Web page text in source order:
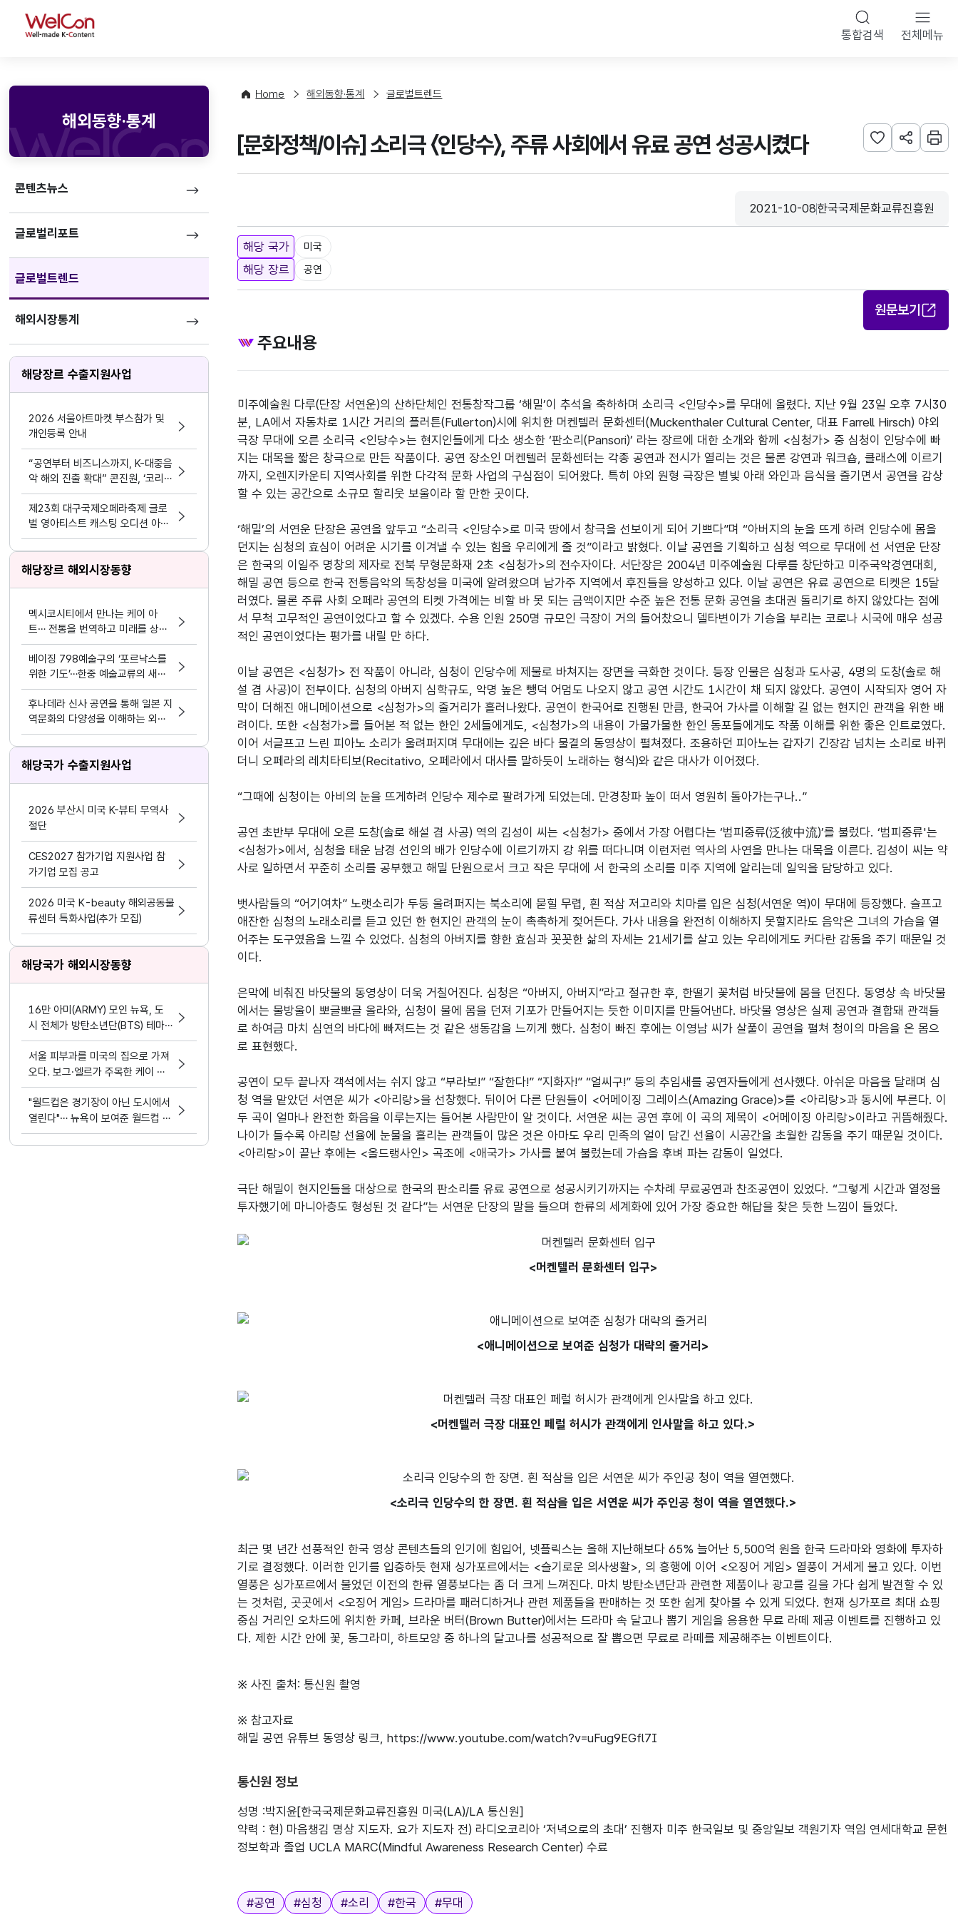
WelCon 통합검색 전체메뉴
해외동향·통계
콘텐츠뉴스
글로벌리포트
글로벌트렌드
해외시장통계
해당장르 수출지원사업
2026 서울아트마켓 부스참가 및
개인등록 안내
“공연부터 비즈니스까지, K-대중음
악 해외 진출 확대” 콘진원, ‘코리
아 스포트라이트 @인도네시아’ 개
최
제23회 대구국제오페라축제 글로
벌 영아티스트 캐스팅 오디션 아리
아 부문 참가자 공고
해당장르 해외시장동향
멕시코시티에서 만나는 케이 아
트… 전통을 번역하고 미래를 상상
하다
베이징 798예술구의 ‘포르낙스를
위한 기도’…한중 예술교류의 새로
운 접점
후나데라 신사 공연을 통해 일본 지
역문화의 다양성을 이해하는 외국
인 유학생들
해당국가 수출지원사업
2026 부산시 미국 K-뷰티 무역사
절단
CES2027 참가기업 지원사업 참
가기업 모집 공고
2026 미국 K-beauty 해외공동물
류센터 특화사업(추가 모집)
해당국가 해외시장동향
16만 아미(ARMY) 모인 뉴욕, 도
시 전체가 방탄소년단(BTS) 테마
파크가 됐다.
서울 피부과를 미국의 집으로 가져
오다. 보그·엘르가 주목한 케이 뷰
티 디바이스 혁명
"월드컵은 경기장이 아닌 도시에서
열린다"… 뉴욕이 보여준 월드컵 문
화정책
Home 해외동향·통계 글로벌트렌드
[문화정책/이슈] 소리극 〈인당수〉, 주류 사회에서 유료 공연 성공시켰다 관심사 등록하기
URL 공유하
인쇄
등록일
2021-10-08
수집기관
한국국제문화교류진흥원
해당 국가 미국
해당 장르 공연
원문보기
주요내용
미주예술원 다루(단장 서연운)의 산하단체인 전통창작그룹 ‘해밀’이 추석을 축하하며 소리극 <인당수>를 무대에 올렸다. 지난 9월 23일 오후 7시30
분, LA에서 자동차로 1시간 거리의 플러튼(Fullerton)시에 위치한 머켄텔러 문화센터(Muckenthaler Cultural Center, 대표 Farrell Hirsch) 야외
극장 무대에 오른 소리극 <인당수>는 현지인들에게 다소 생소한 ‘판소리(Pansori)’ 라는 장르에 대한 소개와 함께 <심청가> 중 심청이 인당수에 빠
지는 대목을 짧은 창극으로 만든 작품이다. 공연 장소인 머켄텔러 문화센터는 각종 공연과 전시가 열리는 것은 물론 강연과 워크숍, 클래스에 이르기
까지, 오렌지카운티 지역사회를 위한 다각적 문화 사업의 구심점이 되어왔다. 특히 야외 원형 극장은 별빛 아래 와인과 음식을 즐기면서 공연을 감상
할 수 있는 공간으로 소규모 할리웃 보울이라 할 만한 곳이다.
‘해밀’의 서연운 단장은 공연을 앞두고 “소리극 <인당수>로 미국 땅에서 창극을 선보이게 되어 기쁘다”며 “아버지의 눈을 뜨게 하려 인당수에 몸을
던지는 심청의 효심이 어려운 시기를 이겨낼 수 있는 힘을 우리에게 줄 것”이라고 밝혔다. 이날 공연을 기획하고 심청 역으로 무대에 선 서연운 단장
은 한국의 이일주 명창의 제자로 전북 무형문화재 2초 <심청가>의 전수자이다. 서단장은 2004년 미주예술원 다루를 창단하고 미주국악경연대회,
해밀 공연 등으로 한국 전통음악의 독창성을 미국에 알려왔으며 남가주 지역에서 후진들을 양성하고 있다. 이날 공연은 유료 공연으로 티켓은 15달
러였다. 물론 주류 사회 오페라 공연의 티켓 가격에는 비할 바 못 되는 금액이지만 수준 높은 전통 문화 공연을 초대권 돌리기로 하지 않았다는 점에
서 무척 고무적인 공연이었다고 할 수 있겠다. 수용 인원 250명 규모인 극장이 거의 들어찼으니 델타변이가 기승을 부리는 코로나 시국에 매우 성공
적인 공연이었다는 평가를 내릴 만 하다.
이날 공연은 <심청가> 전 작품이 아니라, 심청이 인당수에 제물로 바쳐지는 장면을 극화한 것이다. 등장 인물은 심청과 도사공, 4명의 도창(솔로 해
설 겸 사공)이 전부이다. 심청의 아버지 심학규도, 악명 높은 뺑덕 어멈도 나오지 않고 공연 시간도 1시간이 채 되지 않았다. 공연이 시작되자 영어 자
막이 더해진 애니메이션으로 <심청가>의 줄거리가 흘러나왔다. 공연이 한국어로 진행된 만큼, 한국어 가사를 이해할 길 없는 현지인 관객을 위한 배
려이다. 또한 <심청가>를 들어본 적 없는 한인 2세들에게도, <심청가>의 내용이 가물가물한 한인 동포들에게도 작품 이해를 위한 좋은 인트로였다.
이어 서글프고 느린 피아노 소리가 울려퍼지며 무대에는 깊은 바다 물결의 동영상이 펼쳐졌다. 조용하던 피아노는 갑자기 긴장감 넘치는 소리로 바뀌
더니 오페라의 레치타티보(Recitativo, 오페라에서 대사를 말하듯이 노래하는 형식)와 같은 대사가 이어졌다.
“그때에 심청이는 아비의 눈을 뜨게하려 인당수 제수로 팔려가게 되었는데. 만경창파 높이 떠서 영원히 돌아가는구나..”
공연 초반부 무대에 오른 도창(솔로 해설 겸 사공) 역의 김성이 씨는 <심청가> 중에서 가장 어렵다는 ‘범피중류(泛彼中流)’를 불렀다. ‘범피중류'는
<심청가>에서, 심청을 태운 남경 선인의 배가 인당수에 이르기까지 강 위를 떠다니며 이런저런 역사의 사연을 만나는 대목을 이른다. 김성이 씨는 약
사로 일하면서 꾸준히 소리를 공부했고 해밀 단원으로서 크고 작은 무대에 서 한국의 소리를 미주 지역에 알리는데 일익을 담당하고 있다.
뱃사람들의 “어기여차” 노랫소리가 두둥 울려퍼지는 북소리에 묻힐 무렵, 흰 적삼 저고리와 치마를 입은 심청(서연운 역)이 무대에 등장했다. 슬프고
애잔한 심청의 노래소리를 듣고 있던 한 현지인 관객의 눈이 촉촉하게 젖어든다. 가사 내용을 완전히 이해하지 못할지라도 음악은 그녀의 가슴을 열
어주는 도구였음을 느낄 수 있었다. 심청의 아버지를 향한 효심과 꼿꼿한 삶의 자세는 21세기를 살고 있는 우리에게도 커다란 감동을 주기 때문일 것
이다.
은막에 비춰진 바닷물의 동영상이 더욱 거칠어진다. 심청은 “아버지, 아버지”라고 절규한 후, 한떨기 꽃처럼 바닷물에 몸을 던진다. 동영상 속 바닷물
에서는 물방울이 뽀글뽀글 올라와, 심청이 물에 몸을 던져 기포가 만들어지는 듯한 이미지를 만들어낸다. 바닷물 영상은 실제 공연과 결합돼 관객들
로 하여금 마치 심연의 바다에 빠져드는 것 같은 생동감을 느끼게 했다. 심청이 빠진 후에는 이영남 씨가 살풀이 공연을 펼쳐 청이의 마음을 온 몸으
로 표현했다.
공연이 모두 끝나자 객석에서는 쉬지 않고 “부라보!” “잘한다!” “지화자!” “얼씨구!” 등의 추임새를 공연자들에게 선사했다. 아쉬운 마음을 달래며 심
청 역을 맡았던 서연운 씨가 <아리랑>을 선창했다. 뒤이어 다른 단원들이 <어메이징 그레이스(Amazing Grace)>를 <아리랑>과 동시에 부른다. 이
두 곡이 얼마나 완전한 화음을 이루는지는 들어본 사람만이 알 것이다. 서연운 씨는 공연 후에 이 곡의 제목이 <어메이징 아리랑>이라고 귀뜸해줬다.
나이가 들수록 아리랑 선율에 눈물을 흘리는 관객들이 많은 것은 아마도 우리 민족의 얼이 담긴 선율이 시공간을 초월한 감동을 주기 때문일 것이다.
<아리랑>이 끝난 후에는 <올드랭사인> 곡조에 <애국가> 가사를 붙여 불렀는데 가슴을 후벼 파는 감동이 일었다.
극단 해밀이 현지인들을 대상으로 한국의 판소리를 유료 공연으로 성공시키기까지는 수차례 무료공연과 찬조공연이 있었다. “그렇게 시간과 열정을
투자했기에 마니아층도 형성된 것 같다”는 서연운 단장의 말을 들으며 한류의 세계화에 있어 가장 중요한 해답을 찾은 듯한 느낌이 들었다.
<머켄텔러 문화센터 입구>
<애니메이션으로 보여준 심청가 대략의 줄거리>
<머켄텔러 극장 대표인 페럴 허시가 관객에게 인사말을 하고 있다.>
<소리극 인당수의 한 장면. 흰 적삼을 입은 서연운 씨가 주인공 청이 역을 열연했다.>
최근 몇 년간 선풍적인 한국 영상 콘텐츠들의 인기에 힘입어, 넷플릭스는 올해 지난해보다 65% 늘어난 5,500억 원을 한국 드라마와 영화에 투자하
기로 결정했다. 이러한 인기를 입증하듯 현재 싱가포르에서는 <슬기로운 의사생활>, 의 흥행에 이어 <오징어 게임> 열풍이 거세게 불고 있다. 이번
열풍은 싱가포르에서 불었던 이전의 한류 열풍보다는 좀 더 크게 느껴진다. 마치 방탄소년단과 관련한 제품이나 광고를 길을 가다 쉽게 발견할 수 있
는 것처럼, 곳곳에서 <오징어 게임> 드라마를 패러디하거나 관련 제품들을 판매하는 것 또한 쉽게 찾아볼 수 있게 되었다. 현재 싱가포르 최대 쇼핑
중심 거리인 오차드에 위치한 카페, 브라운 버터(Brown Butter)에서는 드라마 속 달고나 뽑기 게임을 응용한 무료 라떼 제공 이벤트를 진행하고 있
다. 제한 시간 안에 꽃, 동그라미, 하트모양 중 하나의 달고나를 성공적으로 잘 뽑으면 무료로 라떼를 제공해주는 이벤트이다.
※ 사진 출처: 통신원 촬영
※ 참고자료
해밀 공연 유튜브 동영상 링크, https://www.youtube.com/watch?v=uFug9EGfl7I
통신원 정보
성명 :박지윤[한국국제문화교류진흥원 미국(LA)/LA 통신원]
약력 : 현) 마음챙김 명상 지도자. 요가 지도자 전) 라디오코리아 ‘저녁으로의 초대’ 진행자 미주 한국일보 및 중앙일보 객원기자 역임 연세대학교 문헌
정보학과 졸업 UCLA MARC(Mindful Awareness Research Center) 수료
태그
#공연 #심청 #소리 #한국 #무대